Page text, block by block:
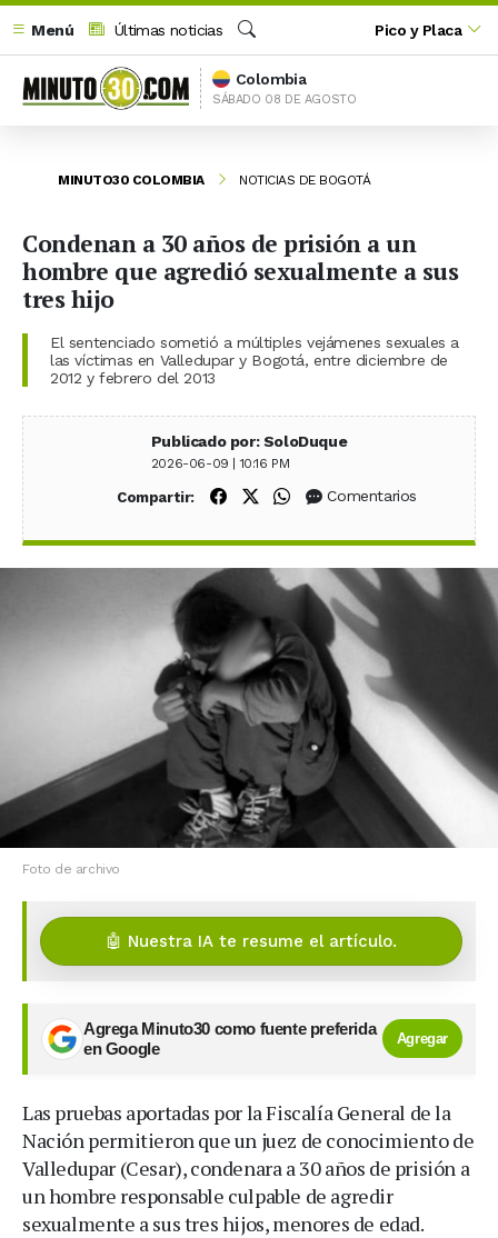
Menú
Últimas noticias
Buscar
Pico y Placa
Colombia
SÁBADO 08 DE AGOSTO
MINUTO30 COLOMBIA NOTICIAS DE BOGOTÁ
Condenan a 30 años de prisión a un
hombre que agredió sexualmente a sus
tres hijo
El sentenciado sometió a múltiples vejámenes sexuales a
las víctimas en Valledupar y Bogotá, entre diciembre de
2012 y febrero del 2013
Publicado por: SoloDuque
2026-06-09 | 10:16 PM
Compartir: Compartir en Facebook
Compartir en X (Twitter)
Compartir en WhatsApp
Comentarios
Foto de archivo
🤖 Nuestra IA te resume el artículo.
Agrega Minuto30 como fuente preferida
en Google
Agregar
Las pruebas aportadas por la Fiscalía General de la
Nación permitieron que un juez de conocimiento de
Valledupar (Cesar), condenara a 30 años de prisión a
un hombre responsable culpable de agredir
sexualmente a sus tres hijos, menores de edad.